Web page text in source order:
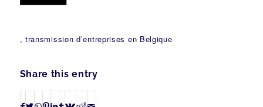
, transmission d’entreprises en Belgique
Share this entry